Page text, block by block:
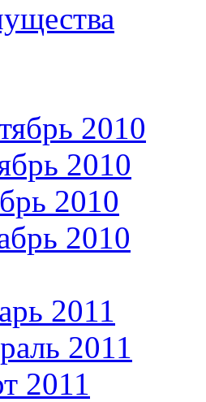
2010
2010
2010
2010
2011
2011
2011